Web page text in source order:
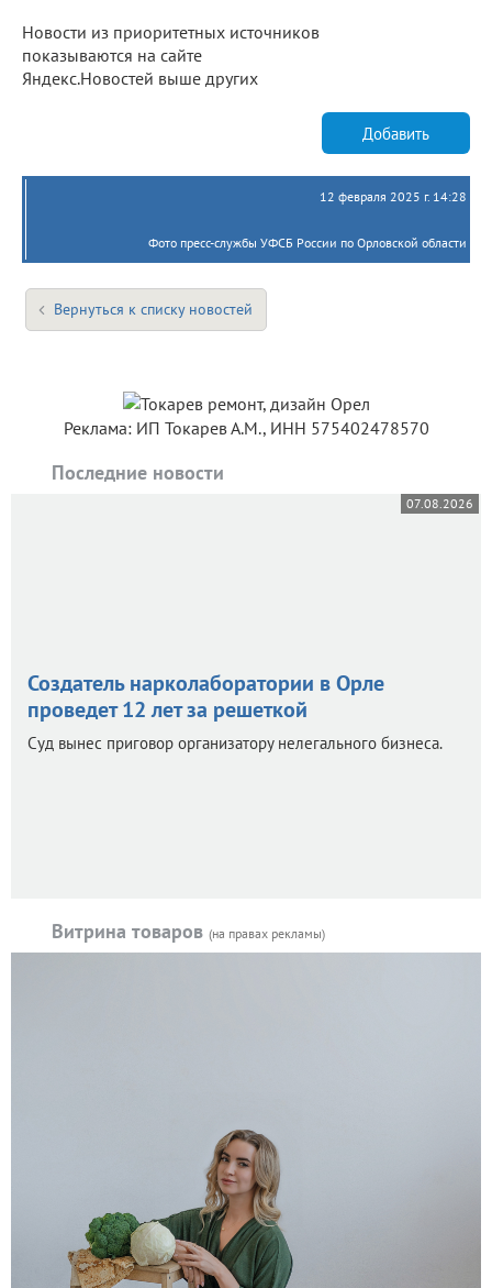
Новости из приоритетных источников
показываются на сайте
Яндекс.Новостей выше других
Добавить
12 февраля 2025 г. 14:28
Фото пресс-службы УФСБ России по Орловской области
Вернуться к списку новостей
Реклама: ИП Токарев А.М., ИНН 575402478570
Последние новости
07.08.2026
Создатель нарколаборатории в Орле
проведет 12 лет за решеткой
Суд вынес приговор организатору нелегального бизнеса.
Витрина товаров (на правах рекламы)